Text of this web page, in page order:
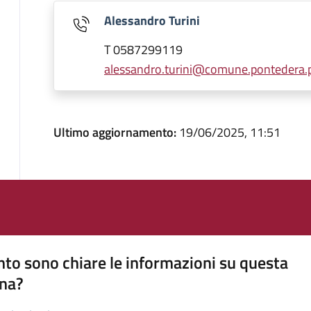
Alessandro Turini
T 0587299119
Ultimo aggiornamento: 19/06/2025, 11:51
sono chiare le informazioni su questa